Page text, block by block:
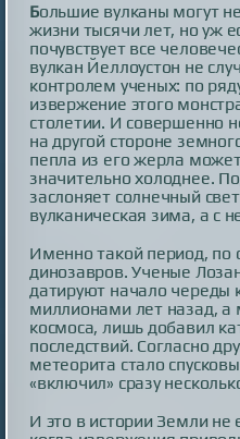
Большие вулканы могут
жизни тысячи лет, но уж
почувствует все
вулкан Йеллоустон не
контролем ученых: по
извержение этого
столетии. И совершенно
на другой стороне
пепла из его жерла
значительно холоднее.
заслоняет солнечный
вулканическая зима, а с
Именно такой период, по
динозавров. Ученые
датируют начало череды
миллионами лет назад, а
космоса, лишь добавил
последствий. Согласно
метеорита стало
«включил» сразу
И это в истории Земли не